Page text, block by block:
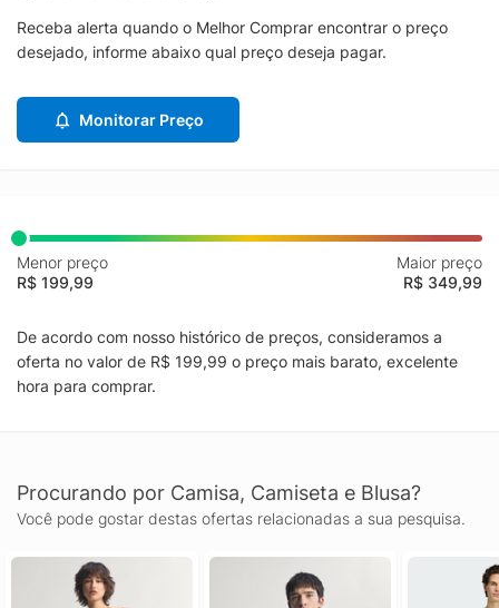
Receba alerta quando o Melhor Comprar encontrar o preço
desejado, informe abaixo qual preço deseja pagar.
Monitorar Preço
Menor preço
R$ 199,99
Maior preço
R$ 349,99
De acordo com nosso histórico de preços, consideramos a
oferta no valor de R$ 199,99 o preço mais barato, excelente
hora para comprar.
Procurando por Camisa, Camiseta e Blusa?
Você pode gostar destas ofertas relacionadas a sua pesquisa.